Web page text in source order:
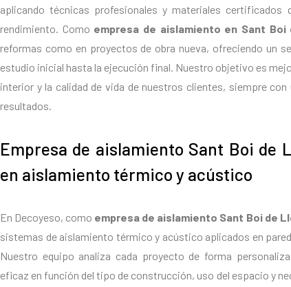
aplicando técnicas profesionales y materiales
rendimiento. Como empresa de aislamiento en Sant Boi
reformas como en proyectos de obra nueva, ofreciendo un
estudio inicial hasta la ejecución final. Nuestro objetivo es
interior y la calidad de vida de nuestros clientes, siempre
resultados.
Empresa de aislamiento Sant Boi de
en aislamiento térmico y acústico
En Decoyeso, como empresa de aislamiento Sant Boi de
sistemas de aislamiento térmico y acústico aplicados en
Nuestro equipo analiza cada proyecto de forma
eficaz en función del tipo de construcción, uso del espacio y